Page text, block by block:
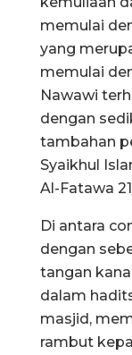
memulai
yang
memulai
Nawawi
dengan
tambahan
Syaikhul
Al-Fatawa
Di antara
dengan
tangan
dalam
masjid,
rambut